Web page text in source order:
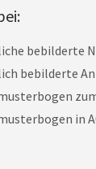
bebilderte
bebilderte
in